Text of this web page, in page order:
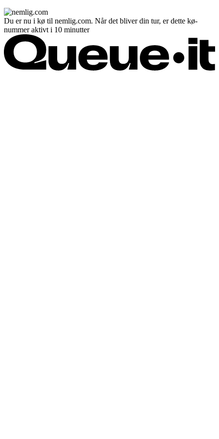
Du er nu i kø til nemlig.com. Når det bliver din tur, er dette kø-
nummer aktivt i 10 minutter